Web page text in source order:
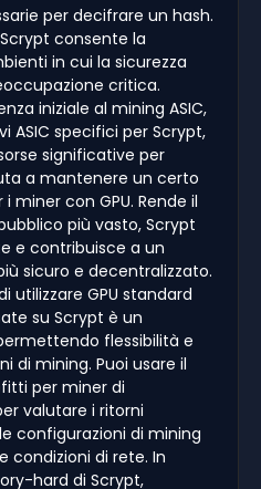
per decifrare un hash.
consente la
in cui la sicurezza
critica.
iniziale al mining ASIC,
ASIC specifici per Scrypt,
significative per
a mantenere un certo
miner con GPU. Rende il
più vasto, Scrypt
e contribuisce a un
sicuro e decentralizzato.
utilizzare GPU standard
su Scrypt è un
flessibilità e
di mining. Puoi usare il
per miner di
valutare i ritorni
configurazioni di mining
condizioni di rete. In
hard di Scrypt,